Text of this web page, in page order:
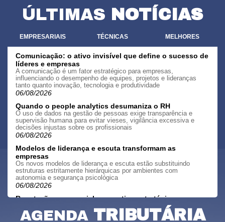
ÚLTIMAS NOTÍCIAS
EMPRESARIAIS TÉCNICAS MELHORES
Comunicação: o ativo invisível que define o sucesso de
líderes e empresas
A comunicação é um fator estratégico para empresas,
influenciando o desempenho de equipes, projetos e lideranças
tanto quanto inovação, tecnologia e produtividade
06/08/2026
Quando o people analytics desumaniza o RH
O uso de dados na gestão de pessoas exige transparência e
supervisão humana para evitar vieses, vigilância excessiva e
decisões injustas sobre os profissionais
06/08/2026
Modelos de liderança e escuta transformam as
empresas
Os novos modelos de liderança e escuta estão substituindo
estruturas estritamente hierárquicas por ambientes com
autonomia e segurança psicológica
06/08/2026
Reputação empresarial como ativo estratégico para
pequenas e médias empresas
Confiança e consistência são cruciais para atrair clientes e
AGENDA TRIBUTÁRIA